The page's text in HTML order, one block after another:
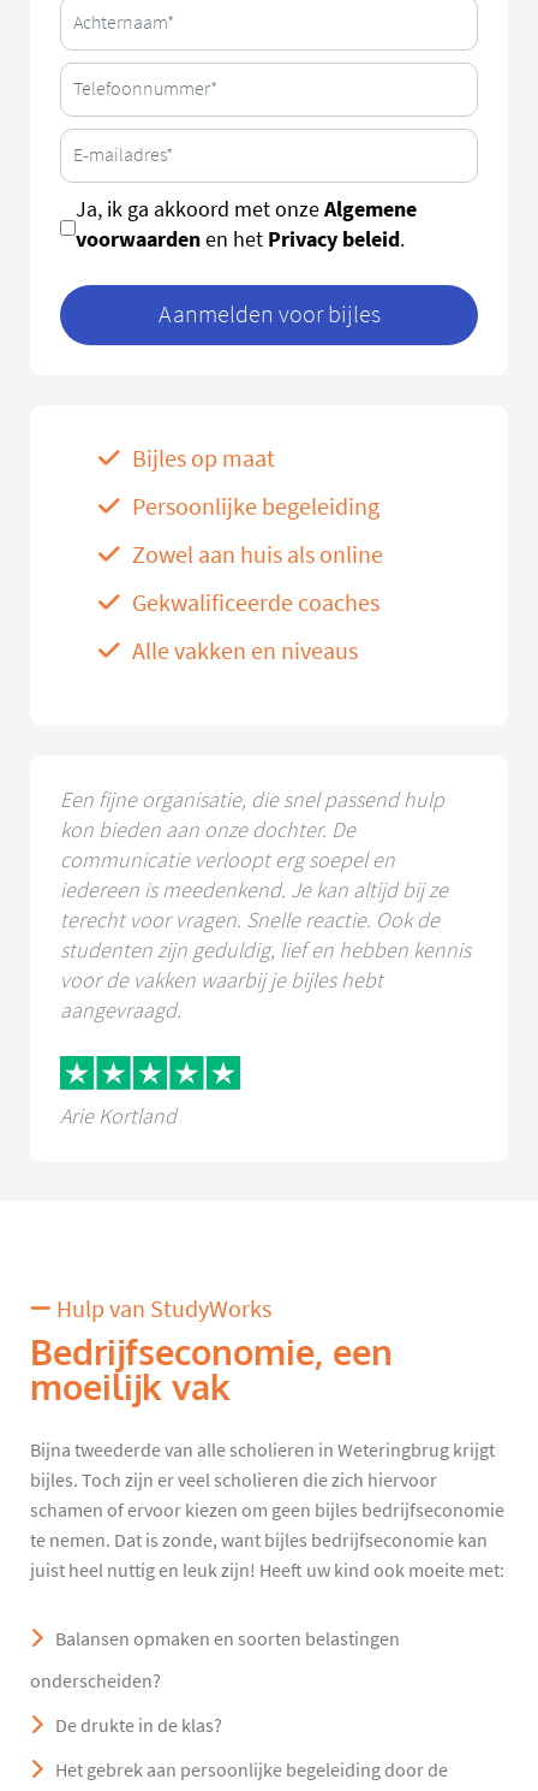
Ja, ik ga akkoord met onzeAlgemene
voorwaardenen het Privacy beleid.
Aanmelden voor bijles
Bijles op maat
Persoonlijke begeleiding
Zowel aan huis als online
Gekwalificeerde coaches
Alle vakken en niveaus
Een fijne organisatie, die snel passend hulp
kon bieden aan onze dochter. De
communicatie verloopt erg soepel en
iedereen is meedenkend. Je kan altijd bij ze
terecht voor vragen. Snelle reactie. Ook de
studenten zijn geduldig, lief en hebben kennis
voor de vakken waarbij je bijles hebt
aangevraagd.
Arie Kortland
Hulp van StudyWorks
Bedrijfseconomie, een
moeilijk vak
Bijna tweederde van alle scholieren in Weteringbrug krijgt
bijles. Toch zijn er veel scholieren die zich hiervoor
schamen of ervoor kiezen om geen bijles bedrijfseconomie
te nemen. Dat is zonde, want bijles bedrijfseconomie kan
juist heel nuttig en leuk zijn! Heeft uw kind ook moeite met:
Balansen opmaken en soorten belastingen
onderscheiden?
De drukte in de klas?
Het gebrek aan persoonlijke begeleiding door de